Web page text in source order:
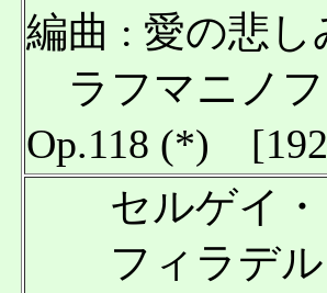
編曲 : 愛の悲
ラフマニノフ
Op.118 (*)
セルゲイ・
フィラデル